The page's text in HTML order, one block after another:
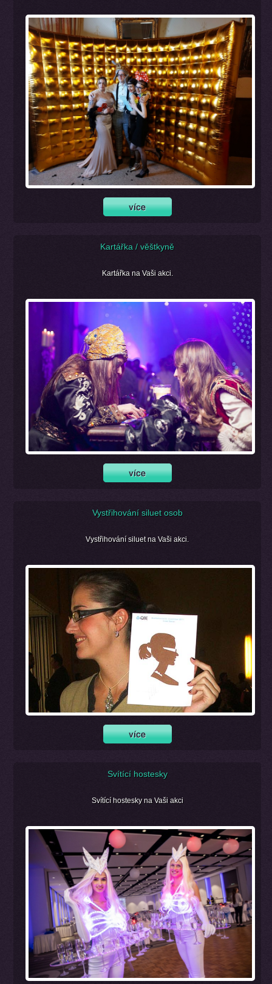
Kartářka / věštkyně
Kartářka na Vaši akci.
Vystřihování siluet osob
Vystřihování siluet na Vaši akci.
Svítící hostesky
Svítící hostesky na Vaši akci